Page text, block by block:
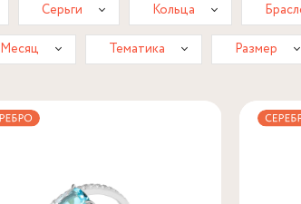
Серьги Кольца
Месяц Тематика Размер